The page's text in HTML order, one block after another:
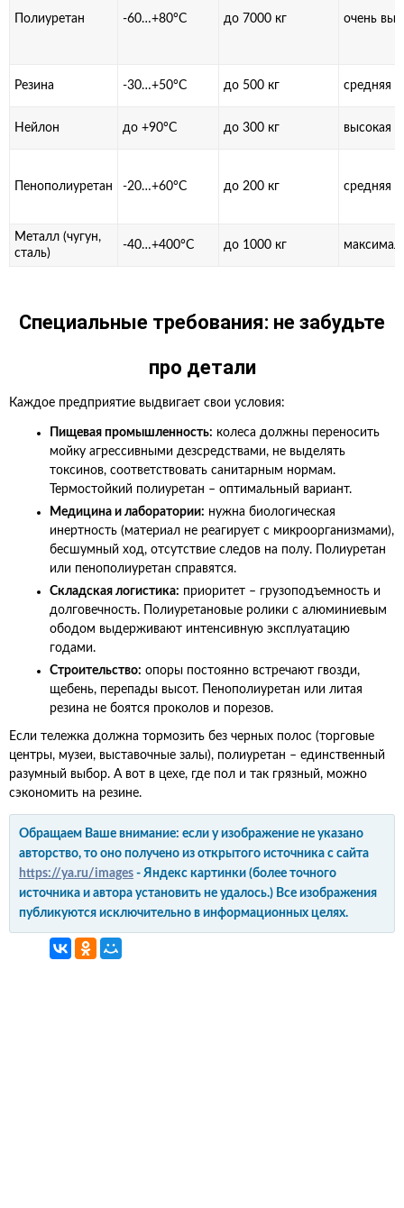
Полиуретан -60…+80°C до 7000 кг очень
Резина -30…+50°C до 500 кг средняя
Нейлон до +90°C до 300 кг высокая
Пенополиуретан -20…+60°C до 200 кг средняя
Металл (чугун,
сталь)
-40…+400°C до 1000 кг
Специальные требования: не забудьте
про детали
Каждое предприятие выдвигает свои условия:
Пищевая промышленность: колеса должны переносить
мойку агрессивными дезсредствами, не выделять
токсинов, соответствовать санитарным нормам.
Термостойкий полиуретан – оптимальный вариант.
Медицина и лаборатории: нужна биологическая
инертность (материал не реагирует с микроорганизмами),
бесшумный ход, отсутствие следов на полу. Полиуретан
или пенополиуретан справятся.
Складская логистика: приоритет – грузоподъемность и
долговечность. Полиуретановые ролики с алюминиевым
ободом выдерживают интенсивную эксплуатацию
годами.
Строительство: опоры постоянно встречают гвозди,
щебень, перепады высот. Пенополиуретан или литая
резина не боятся проколов и порезов.
Если тележка должна тормозить без черных полос (торговые
центры, музеи, выставочные залы), полиуретан – единственный
разумный выбор. А вот в цехе, где пол и так грязный, можно
сэкономить на резине.
Обращаем Ваше внимание: если у изображение не указано
авторство, то оно получено из открытого источника с сайта
https://ya.ru/images - Яндекс картинки (более точного
источника и автора установить не удалось.) Все изображения
публикуются исключительно в информационных целях.